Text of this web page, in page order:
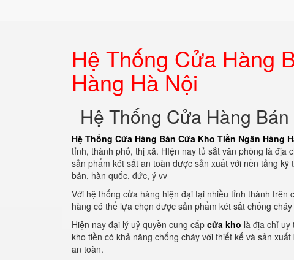
Hệ Thống Cửa Hàng
Hàng Hà Nội
Hệ Thống Cửa Hàng
Hệ Thống Cửa Hàng Bán Cửa Kho Tiền Ngân Hàng
tỉnh, thành phố, thị xã. HIện nay tủ sắt văn phòng là
sản phẩm két sắt an toàn được sản xuất với nền tảng
bản, hàn quốc, đức, ý vv
Với hệ thống cửa hàng hiện đại tại nhiều tỉnh thành
hàng có thể lựa chọn được sản phẩm két sắt chống
Hiện nay đại lý uỷ quyền cung cấp cửa kho là địa chỉ
kho tiền có khả năng chống cháy với thiết kế và sản
an toàn.